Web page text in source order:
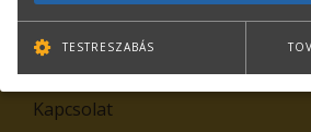
Kiemelt tartalmak
Rólunk
Kapcsolat
TESTRESZABÁS